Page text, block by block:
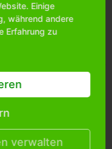
über das
Einige
während andere
Erfahrung zu
verwalten